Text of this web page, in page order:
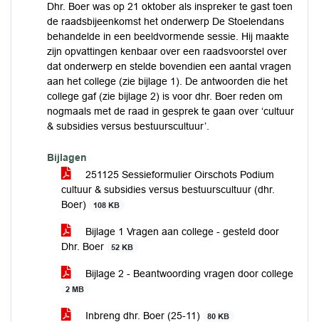
Dhr. Boer was op 21 oktober als inspreker te gast toen
de raadsbijeenkomst het onderwerp De Stoelendans
behandelde in een beeldvormende sessie. Hij maakte
zijn opvattingen kenbaar over een raadsvoorstel over
dat onderwerp en stelde bovendien een aantal vragen
aan het college (zie bijlage 1). De antwoorden die het
college gaf (zie bijlage 2) is voor dhr. Boer reden om
nogmaals met de raad in gesprek te gaan over ‘cultuur
& subsidies versus bestuurscultuur’.
Bijlagen
251125 Sessieformulier Oirschots Podium
cultuur & subsidies versus bestuurscultuur (dhr.
Boer)
108 KB
Bijlage 1 Vragen aan college - gesteld door
Dhr. Boer
52 KB
Bijlage 2 - Beantwoording vragen door college
2 MB
Inbreng dhr. Boer (25-11) 80 KB